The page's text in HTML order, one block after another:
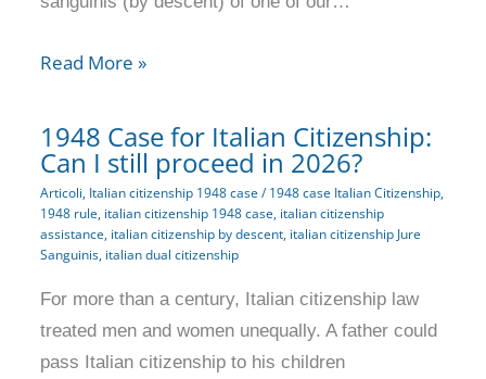
Read More »
1948 Case for Italian Citizenship:
Can I still proceed in 2026?
Articoli, Italian citizenship 1948 case /1948 case Italian Citizenship,
1948 rule, italian citizenship 1948 case, italian citizenship
assistance, italian citizenship by descent, italian citizenship Jure
Sanguinis, italian dual citizenship
For more than a century, Italian citizenship law
treated men and women unequally. A father could
pass Italian citizenship to his children